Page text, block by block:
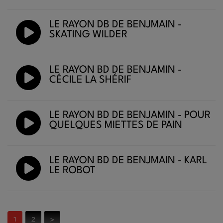
LE RAYON DB DE BENJMAIN -
SKATING WILDER
LE RAYON BD DE BENJAMIN -
CÉCILE LA SHÉRIF
LE RAYON BD DE BENJAMIN - POUR
QUELQUES MIETTES DE PAIN
LE RAYON BD DE BENJMAIN - KARL
LE ROBOT
1 2 >